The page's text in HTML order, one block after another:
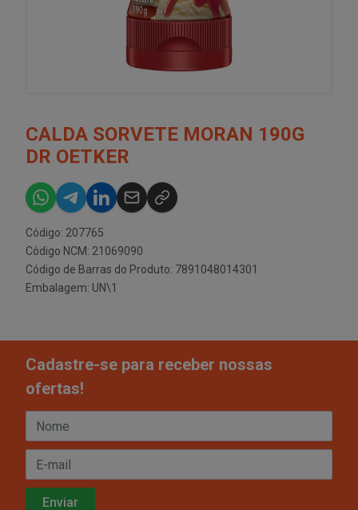
CALDA SORVETE MORAN 190G
DR OETKER
Código: 207765
Código NCM: 21069090
Código de Barras do Produto: 7891048014301
Embalagem: UN\1
Cadastre-se para receber nossas
ofertas!